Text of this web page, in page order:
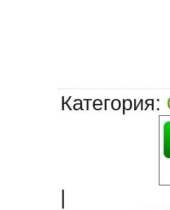
Категория:
|